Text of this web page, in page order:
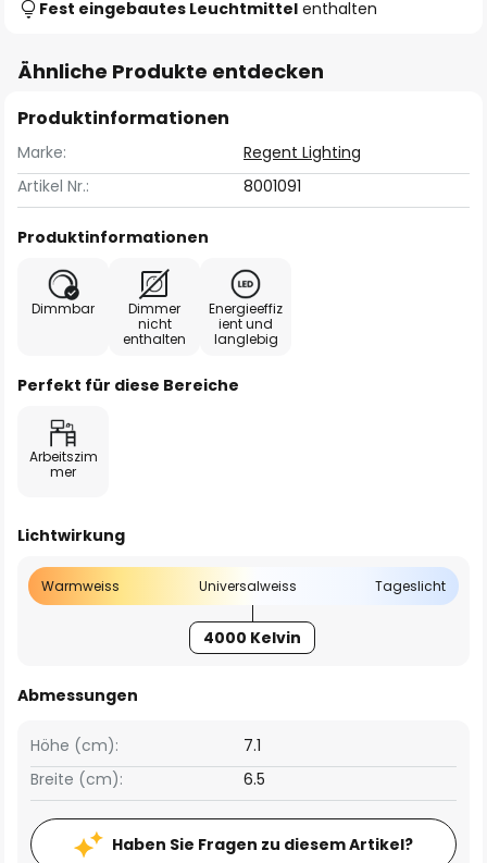
Fest eingebautes Leuchtmittel enthalten
Ähnliche Produkte entdecken
Produktinformationen
Marke:
Regent Lighting
Artikel Nr.:
8001091
Produktinformationen
Dimmbar
Dimmer
nicht
enthalten
Energieeffiz
ient und
langlebig
Perfekt für diese Bereiche
Arbeitszim
mer
Lichtwirkung
Warmweiss Universalweiss Tageslicht
4000 Kelvin
Abmessungen
Breite (cm): 6.5
Höhe (cm): 7.1
Haben Sie Fragen zu diesem Artikel?